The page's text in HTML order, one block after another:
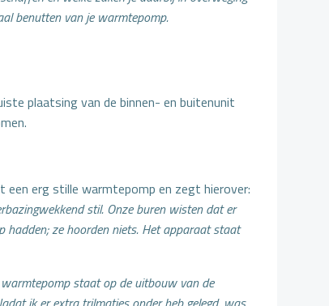
benutten van je warmtepomp.
plaatsing van de binnen- en buitenunit
erg stille warmtepomp en zegt hierover:
stil. Onze buren wisten dat er
ze hoorden niets. Het apparaat staat
staat op de uitbouw van de